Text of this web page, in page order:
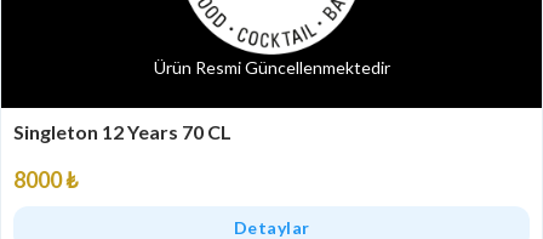
Ürün Resmi Güncellenmektedir
Singleton 12 Years 70 CL
8000 ₺
Detaylar